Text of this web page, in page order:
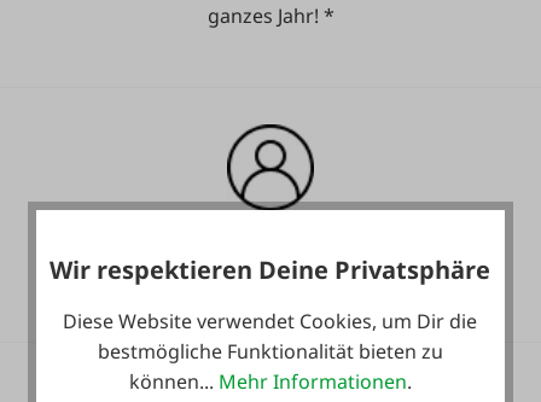
ganzes Jahr! *
inkludiert!
Wir respektieren Deine Privatsphäre
Diese Website verwendet Cookies, um Dir die
bestmögliche Funktionalität bieten zu
können... Mehr Informationen.